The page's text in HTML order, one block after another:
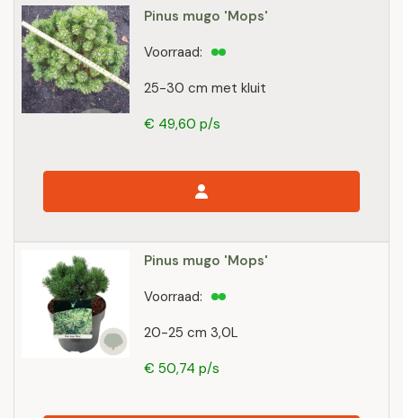
Pinus mugo 'Mops'
25-30 cm met kluit
Voorraad:
€ 49,60 p/s
Pinus mugo 'Mops'
20-25 cm 3,0L
Voorraad:
€ 50,74 p/s